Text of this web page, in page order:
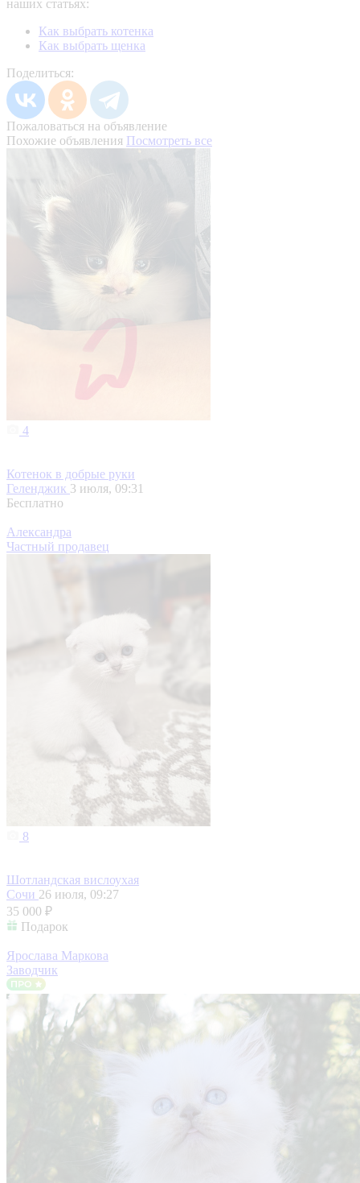
наших статьях:
Как выбрать котенка
Как выбрать щенка
Поделиться:
Пожаловаться на объявление
Похожие объявления Посмотреть все
4
Котенок в добрые руки
Геленджик 3 июля, 09:31
Бесплатно
Александра
Частный продавец
8
Шотландская вислоухая
Сочи 26 июля, 09:27
35 000 ₽
Подарок
Ярослава Маркова
Заводчик